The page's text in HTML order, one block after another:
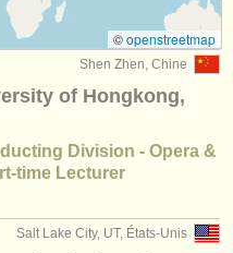
/
(6)
©openstreetmap
Shen Zhen, Chine
of Hongkong,
Division - Opera &
time Lecturer
Salt Lake City, UT, États-Unis